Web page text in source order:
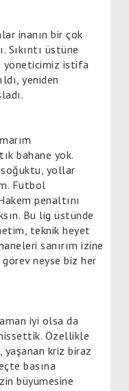
inanın bir çok
Sıkıntı üstüne
yöneticimiz istifa
yeniden
bahane yok.
yollar
Futbol
penaltını
Bu lig üstünde
teknik heyet
sanırım izine
görev neyse biz her
iyi olsa da
Özellikle
kriz biraz
basına
büyümesine